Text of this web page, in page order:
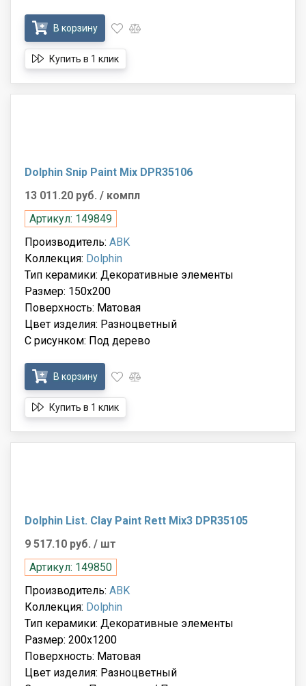
В корзину
Купить в 1 клик
Dolphin Snip Paint Mix DPR35106
13 011.20 руб. / компл
Артикул: 149849
Производитель: ABK
Коллекция: Dolphin
Тип керамики: Декоративные элементы
Размер: 150x200
Поверхность: Матовая
Цвет изделия: Разноцветный
С рисунком: Под дерево
В корзину
Купить в 1 клик
Dolphin List. Clay Paint Rett Mix3 DPR35105
9 517.10 руб. / шт
Артикул: 149850
Производитель: ABK
Коллекция: Dolphin
Тип керамики: Декоративные элементы
Размер: 200x1200
Поверхность: Матовая
Цвет изделия: Разноцветный